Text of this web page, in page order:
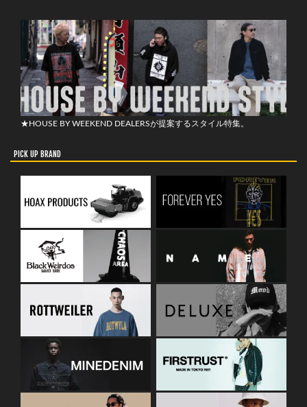
★HOUSE BY WEEKEND DEALERSが提案するスタイル特集。
PICK UP BRAND